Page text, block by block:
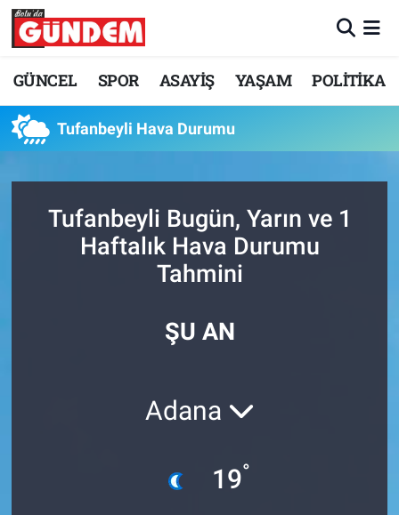
GÜNCEL SPOR ASAYİŞ YAŞAM POLİTİKA
Tufanbeyli Hava Durumu
Tufanbeyli Bugün, Yarın ve 1
Haftalık Hava Durumu
Tahmini
ŞU AN
Adana
19°
Merkez Nöbetçi Eczaneler
Süper Lig Puan Durumu ve Fikstür
Tüm Manşetler